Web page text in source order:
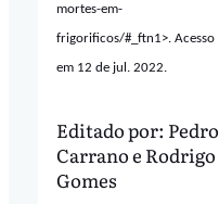
mortes-em-
frigorificos/#_ftn1>. Acesso
em 12 de jul. 2022.
Editado por: Pedro
Carranoe Rodrigo
Gomes